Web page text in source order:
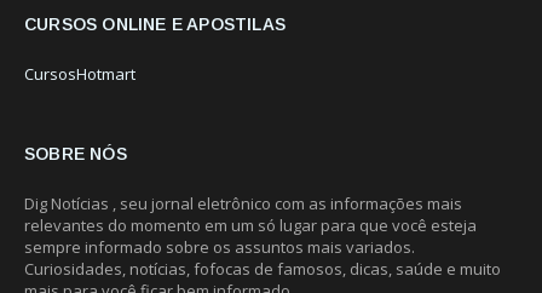
CURSOS ONLINE E APOSTILAS
CursosHotmart
SOBRE NÓS
Dig Notícias , seu jornal eletrônico com as informações mais
relevantes do momento em um só lugar para que você esteja
sempre informado sobre os assuntos mais variados.
Curiosidades, notícias, fofocas de famosos, dicas, saúde e muito